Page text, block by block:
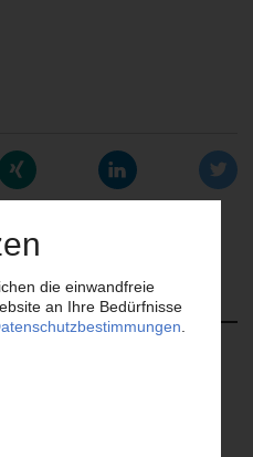
der dramatischen
nach Bonn geladen. Dort...